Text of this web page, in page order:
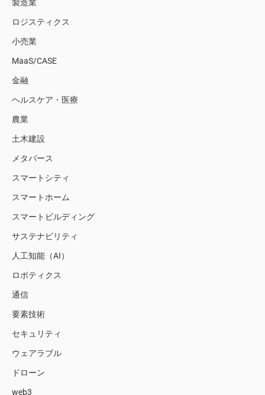
製造業
ロジスティクス
小売業
MaaS/CASE
金融
ヘルスケア・医療
農業
土木建設
メタバース
スマートシティ
スマートホーム
スマートビルディング
サステナビリティ
人工知能（AI）
ロボティクス
通信
要素技術
セキュリティ
ウェアラブル
ドローン
web3